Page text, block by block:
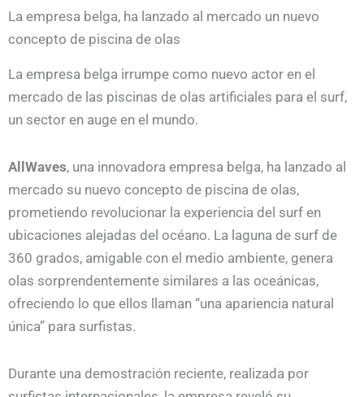
La empresa belga, ha lanzado al mercado un nuevo
concepto de piscina de olas
La empresa belga irrumpe como nuevo actor en el
mercado de las piscinas de olas artificiales para el surf,
un sector en auge en el mundo.
AllWaves, una innovadora empresa belga, ha lanzado al
mercado su nuevo concepto de piscina de olas,
prometiendo revolucionar la experiencia del surf en
ubicaciones alejadas del océano. La laguna de surf de
360 grados, amigable con el medio ambiente, genera
olas sorprendentemente similares a las oceánicas,
ofreciendo lo que ellos llaman “una apariencia natural
única” para surfistas.
Durante una demostración reciente, realizada por